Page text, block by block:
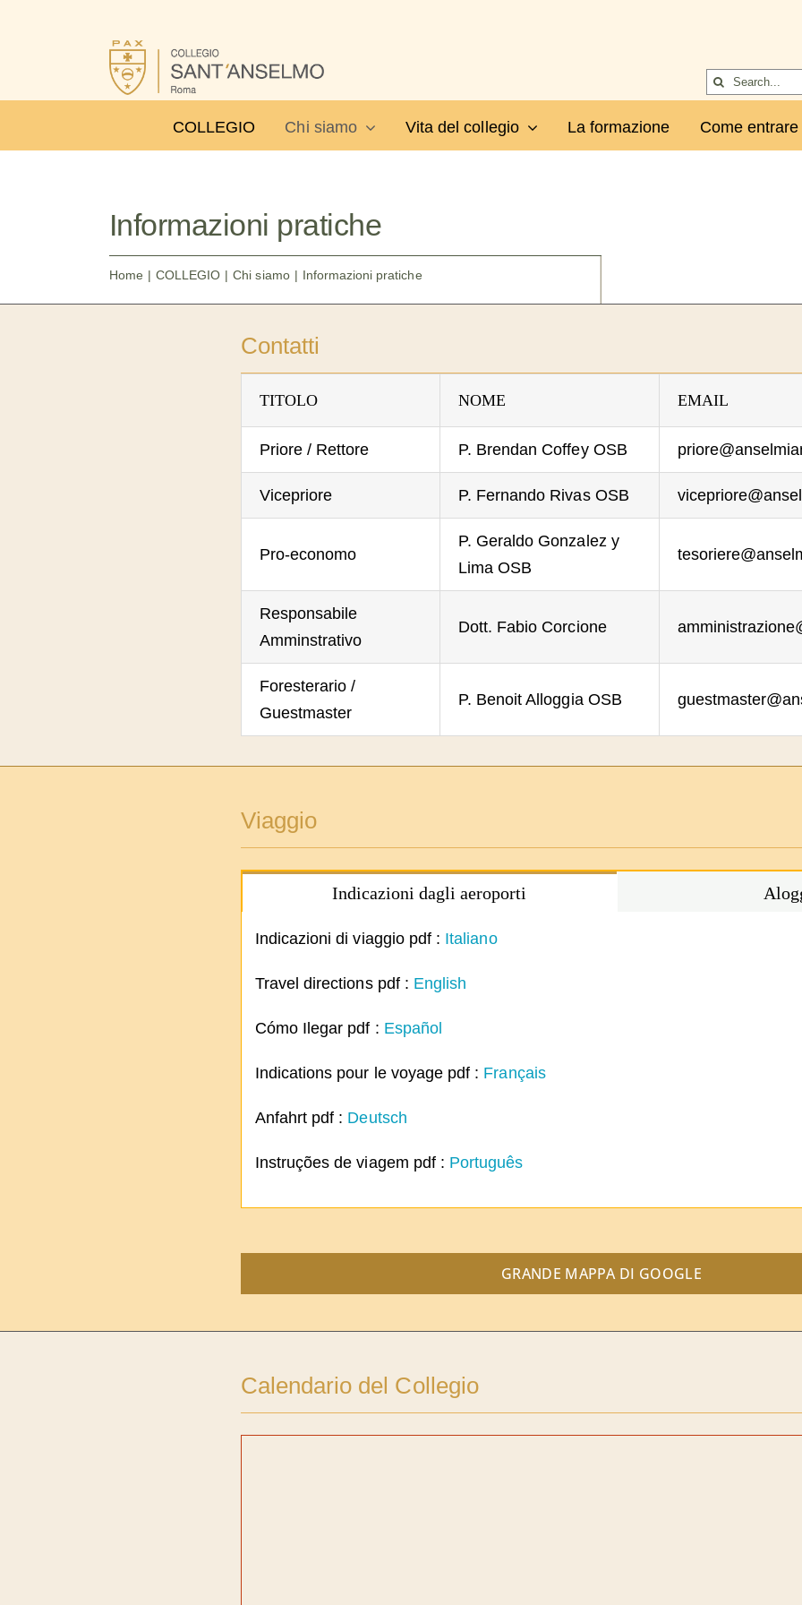
Cerca
per:
COLLEGIO
Chi siamo Vita del collegio La formazione Come entrare
Informazioni pratiche
Home COLLEGIO Chi siamo Informazioni pratiche
Contatti
TITOLO NOME EMAIL
Priore / Rettore P. Brendan Coffey OSB
Vicepriore P. Fernando Rivas OSB
Pro-economo
P. Geraldo Gonzalez y
Lima OSB
Responsabile
Amminstrativo
Dott. Fabio Corcione
Foresterario /
Guestmaster
P. Benoit Alloggia OSB
Viaggio
Indicazioni dagli aeroporti
Indicazioni di viaggio pdf : Italiano
Travel directions pdf : English
Cómo Ilegar pdf : Español
Indications pour le voyage pdf : Français
Anfahrt pdf : Deutsch
Instruções de viagem pdf : Português
GRANDE MAPPA DI GOOGLE
Calendario del Collegio